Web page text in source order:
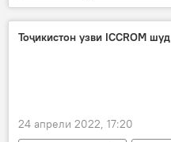
Ҳукумат
таҳрим
Тоҷикистон узви ICCROM шуд
24 апрели 2022, 17:20